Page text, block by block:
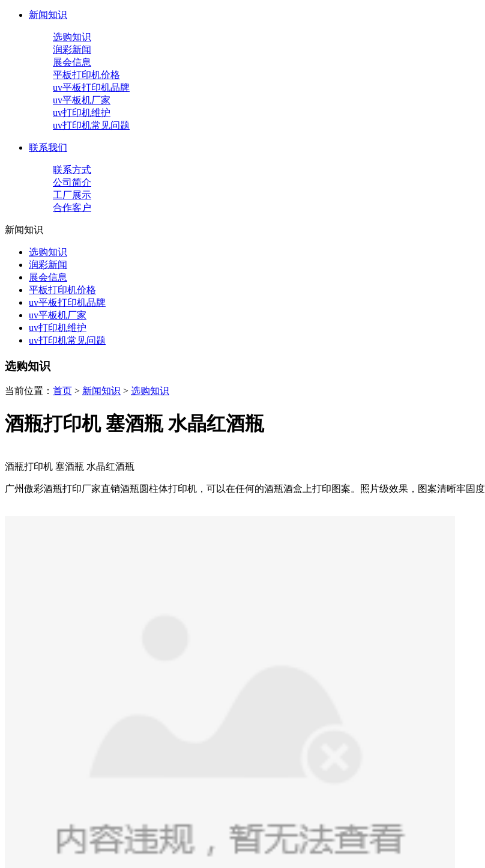
新闻知识
选购知识
润彩新闻
展会信息
平板打印机价格
uv平板打印机品牌
uv平板机厂家
uv打印机维护
uv打印机常见问题
联系我们
联系方式
公司简介
工厂展示
合作客户
新闻知识
选购知识
润彩新闻
展会信息
平板打印机价格
uv平板打印机品牌
uv平板机厂家
uv打印机维护
uv打印机常见问题
选购知识
当前位置： 首页 > 新闻知识 > 选购知识
酒瓶打印机 塞酒瓶 水晶红酒瓶
酒瓶打印机 塞酒瓶 水晶红酒瓶
广州傲彩酒瓶打印厂家直销酒瓶圆柱体打印机，可以在任何的酒瓶酒盒上打印图案。照片级效果，图案清晰牢固